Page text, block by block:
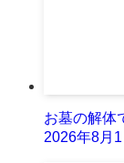
お墓の解体
2026年8月1